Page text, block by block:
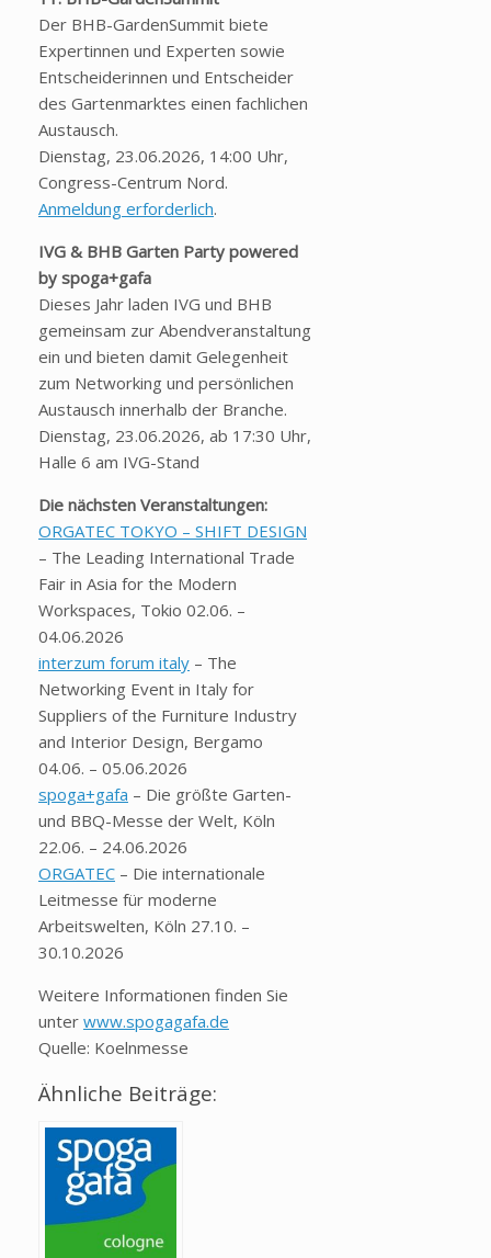
Der BHB-GardenSummit biete
Expertinnen und Experten sowie
Entscheiderinnen und Entscheider
des Gartenmarktes einen fachlichen
Austausch.
Dienstag, 23.06.2026, 14:00 Uhr,
Congress-Centrum Nord.
Anmeldung erforderlich.
IVG & BHB Garten Party powered
by spoga+gafa
Dieses Jahr laden IVG und BHB
gemeinsam zur Abendveranstaltung
ein und bieten damit Gelegenheit
zum Networking und persönlichen
Austausch innerhalb der Branche.
Dienstag, 23.06.2026, ab 17:30 Uhr,
Halle 6 am IVG-Stand
Die nächsten Veranstaltungen:
ORGATEC TOKYO – SHIFT DESIGN
– The Leading International Trade
Fair in Asia for the Modern
Workspaces, Tokio 02.06. –
04.06.2026
interzum forum italy – The
Networking Event in Italy for
Suppliers of the Furniture Industry
and Interior Design, Bergamo
04.06. – 05.06.2026
spoga+gafa – Die größte Garten-
und BBQ-Messe der Welt, Köln
22.06. – 24.06.2026
ORGATEC – Die internationale
Leitmesse für moderne
Arbeitswelten, Köln 27.10. –
30.10.2026
Weitere Informationen finden Sie
unter www.spogagafa.de
Quelle: Koelnmesse
Ähnliche Beiträge: